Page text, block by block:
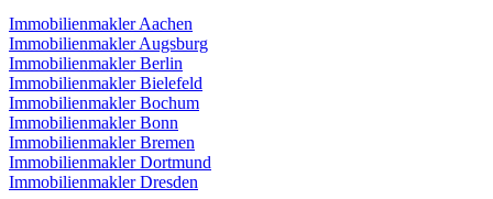
Immobilienmakler Aachen
Immobilienmakler Augsburg
Immobilienmakler Berlin
Immobilienmakler Bielefeld
Immobilienmakler Bochum
Immobilienmakler Bonn
Immobilienmakler Bremen
Immobilienmakler Dortmund
Immobilienmakler Dresden